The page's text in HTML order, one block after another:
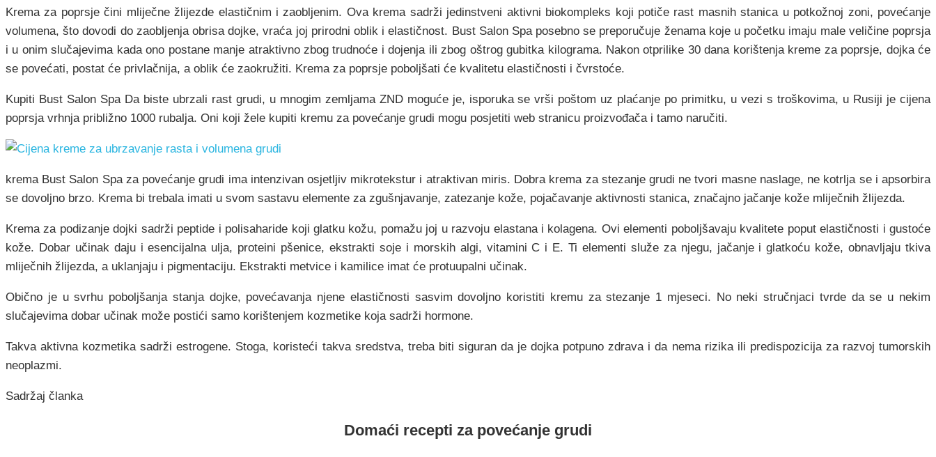
Krema za poprsje čini mliječne žlijezde elastičnim i zaobljenim. Ova krema sadrži jedinstveni aktivni biokompleks koji potiče rast masnih stanica u potkožnoj zoni, povećanje
volumena, što dovodi do zaobljenja obrisa dojke, vraća joj prirodni oblik i elastičnost. Bust Salon Spa posebno se preporučuje ženama koje u početku imaju male veličine poprsja
i u onim slučajevima kada ono postane manje atraktivno zbog trudnoće i dojenja ili zbog oštrog gubitka kilograma. Nakon otprilike 30 dana korištenja kreme za poprsje, dojka će
se povećati, postat će privlačnija, a oblik će zaokružiti. Krema za poprsje poboljšati će kvalitetu elastičnosti i čvrstoće.
Kupiti Bust Salon Spa Da biste ubrzali rast grudi, u mnogim zemljama ZND moguće je, isporuka se vrši poštom uz plaćanje po primitku, u vezi s troškovima, u Rusiji je cijena
poprsja vrhnja približno 1000 rubalja. Oni koji žele kupiti kremu za povećanje grudi mogu posjetiti web stranicu proizvođača i tamo naručiti.
krema Bust Salon Spa za povećanje grudi ima intenzivan osjetljiv mikrotekstur i atraktivan miris. Dobra krema za stezanje grudi ne tvori masne naslage, ne kotrlja se i apsorbira
se dovoljno brzo. Krema bi trebala imati u svom sastavu elemente za zgušnjavanje, zatezanje kože, pojačavanje aktivnosti stanica, značajno jačanje kože mliječnih žlijezda.
Krema za podizanje dojki sadrži peptide i polisaharide koji glatku kožu, pomažu joj u razvoju elastana i kolagena. Ovi elementi poboljšavaju kvalitete poput elastičnosti i gustoće
kože. Dobar učinak daju i esencijalna ulja, proteini pšenice, ekstrakti soje i morskih algi, vitamini C i E. Ti elementi služe za njegu, jačanje i glatkoću kože, obnavljaju tkiva
mliječnih žlijezda, a uklanjaju i pigmentaciju. Ekstrakti metvice i kamilice imat će protuupalni učinak.
Obično je u svrhu poboljšanja stanja dojke, povećavanja njene elastičnosti sasvim dovoljno koristiti kremu za stezanje 1 mjeseci. No neki stručnjaci tvrde da se u nekim
slučajevima dobar učinak može postići samo korištenjem kozmetike koja sadrži hormone.
Takva aktivna kozmetika sadrži estrogene. Stoga, koristeći takva sredstva, treba biti siguran da je dojka potpuno zdrava i da nema rizika ili predispozicija za razvoj tumorskih
neoplazmi.
Sadržaj članka
Domaći recepti za povećanje grudi